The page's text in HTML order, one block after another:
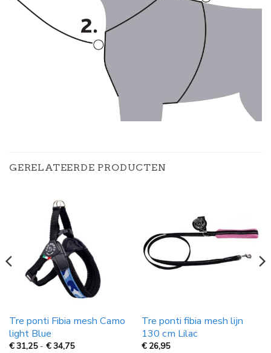
GERELATEERDE PRODUCTEN
Tre ponti Fibia mesh Camo
light Blue
€31,25 - €34,75Prijsklasse:
Tre ponti fibia mesh lijn
130 cm Lilac
€ 26,95